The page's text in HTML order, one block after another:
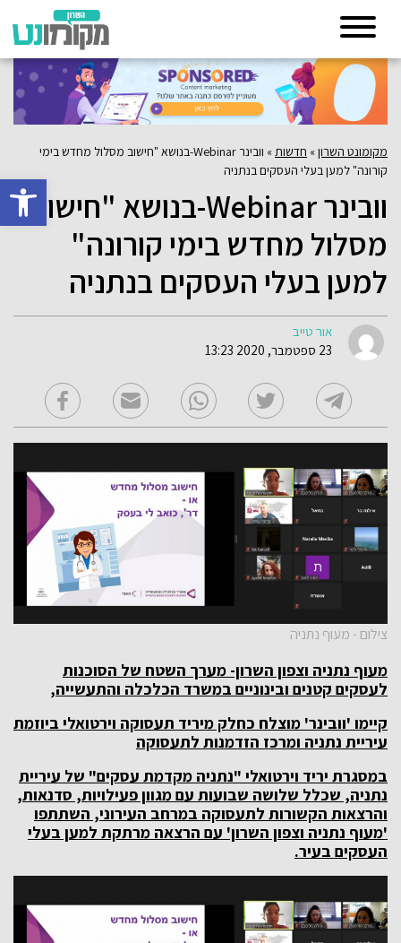
פתח
מקומונט השרון» חדשות »
וובינר Webinar-בנושא "חישוב מסלול מחדש בימי
קורונה" למען בעלי העסקים בנתניה
וובינר Webinar-בנושא "חישוב
מסלול מחדש בימי קורונה"
למען בעלי העסקים בנתניה
אור טייב
23 ספטמבר, 2020 13:23
צילום - מעוף נתניה
מעוף נתניה וצפון השרון- מערך השטח של הסוכנות
לעסקים קטנים ובינוניים במשרד הכלכלה והתעשייה,
קיימו 'וובינר' מוצלח כחלק מיריד תעסוקה וירטואלי ביוזמת
עיריית נתניה ומרכז הזדמנות לתעסוקה
במסגרת יריד וירטואלי "נתניה מקדמת עסקים" של עיריית
נתניה, שכלל שלושה שבועות עם מגוון פעילויות, סדנאות,
והרצאות הקשורות לתעסוקה במרחב העירוני, השתתפו
'מעוף נתניה וצפון השרון' עם הרצאה מרתקת למען בעלי
העסקים בעיר.